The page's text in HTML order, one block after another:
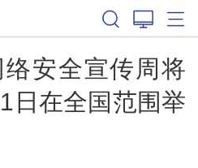
安全宣传周将
日在全国范围举